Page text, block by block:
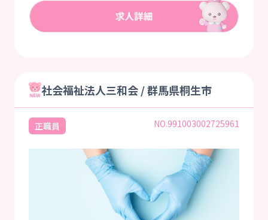
社会福祉法人三和会 / 群馬県桐生市
正職員 NO.991003002725961